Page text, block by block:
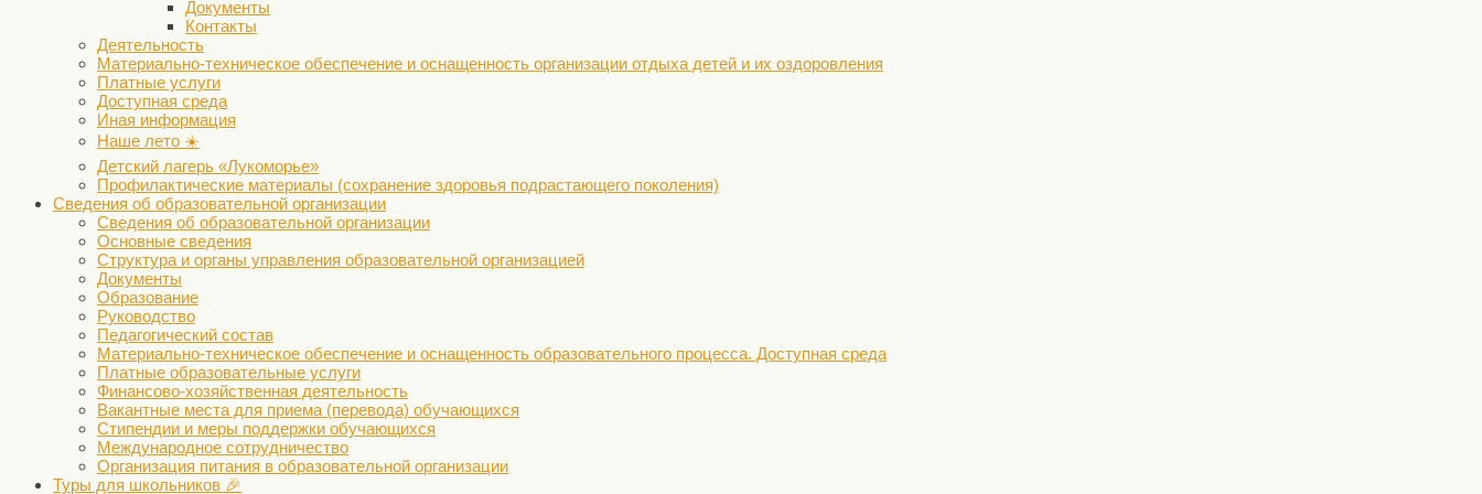
Документы
Контакты
Деятельность
Материально-техническое обеспечение и оснащенность организации отдыха детей и их оздоровления
Платные услуги
Доступная среда
Иная информация
Наше лето ☀️
Детский лагерь «Лукоморье»
Профилактические материалы (сохранение здоровья подрастающего поколения)
Сведения об образовательной организации
Сведения об образовательной организации
Основные сведения
Структура и органы управления образовательной организацией
Документы
Образование
Руководство
Педагогический состав
Материально-техническое обеспечение и оснащенность образовательного процесса. Доступная среда
Платные образовательные услуги
Финансово-хозяйственная деятельность
Вакантные места для приема (перевода) обучающихся
Стипендии и меры поддержки обучающихся
Международное сотрудничество
Организация питания в образовательной организации
Туры для школьников 🎉